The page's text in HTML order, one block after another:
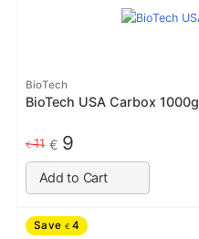
BioTech
BioTech USA Carbox 1000g
€11 € 9
Add to Cart
Save € 4